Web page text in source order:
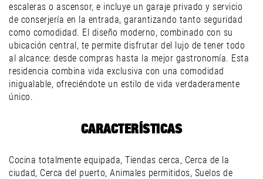
escaleras o ascensor, e incluye un garaje privado y servicio
de conserjería en la entrada, garantizando tanto seguridad
como comodidad. El diseño moderno, combinado con su
ubicación central, te permite disfrutar del lujo de tener todo
al alcance: desde compras hasta la mejor gastronomía. Esta
residencia combina vida exclusiva con una comodidad
inigualable, ofreciéndote un estilo de vida verdaderamente
único.
CARACTERÍSTICAS
Cocina totalmente equipada, Tiendas cerca, Cerca de la
ciudad, Cerca del puerto, Animales permitidos, Suelos de